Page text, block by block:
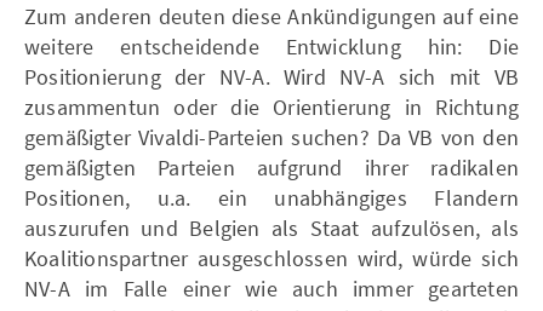
Zum anderen deuten diese Ankündigungen auf eine
weitere entscheidende Entwicklung hin: Die
Positionierung der NV-A. Wird NV-A sich mit VB
zusammentun oder die Orientierung in Richtung
gemäßigter Vivaldi-Parteien suchen? Da VB von den
gemäßigten Parteien aufgrund ihrer radikalen
Positionen, u.a. ein unabhängiges Flandern
auszurufen und Belgien als Staat aufzulösen, als
Koalitionspartner ausgeschlossen wird, würde sich
NV-A im Falle einer wie auch immer gearteten